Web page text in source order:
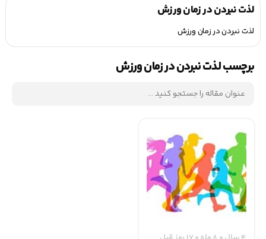
لذت نبردن در زمان ورزش
لذت نبردن در زمان ورزش
برچسب لذت نبردن در زمان ورزش